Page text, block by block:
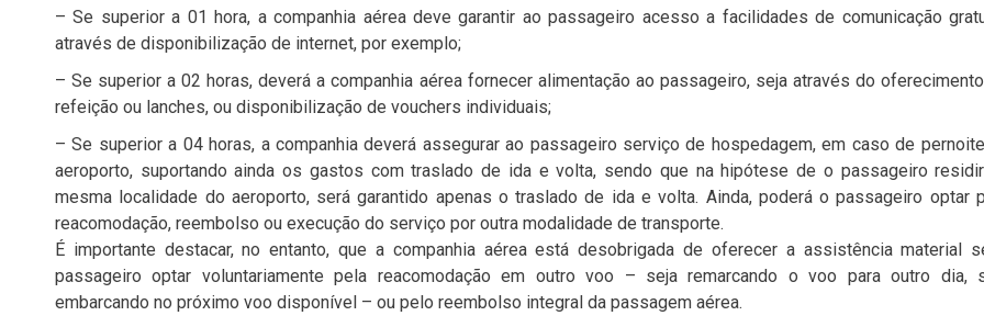
– Se superior a 01 hora, a companhia aérea deve garantir ao passageiro acesso a facilidades de comunicação
através de disponibilização de internet, por exemplo;
– Se superior a 02 horas, deverá a companhia aérea fornecer alimentação ao passageiro, seja através do
refeição ou lanches, ou disponibilização de vouchers individuais;
– Se superior a 04 horas, a companhia deverá assegurar ao passageiro serviço de hospedagem, em caso de
aeroporto, suportando ainda os gastos com traslado de ida e volta, sendo que na hipótese de o passageiro
mesma localidade do aeroporto, será garantido apenas o traslado de ida e volta. Ainda, poderá o passageiro optar
reacomodação, reembolso ou execução do serviço por outra modalidade de transporte.
É importante destacar, no entanto, que a companhia aérea está desobrigada de oferecer a assistência material
passageiro optar voluntariamente pela reacomodação em outro voo – seja remarcando o voo para outro dia,
embarcando no próximo voo disponível – ou pelo reembolso integral da passagem aérea.